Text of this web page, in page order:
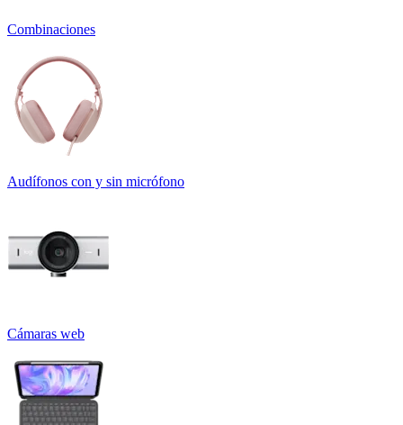
Combinaciones
Audífonos con y sin micrófono
Cámaras web